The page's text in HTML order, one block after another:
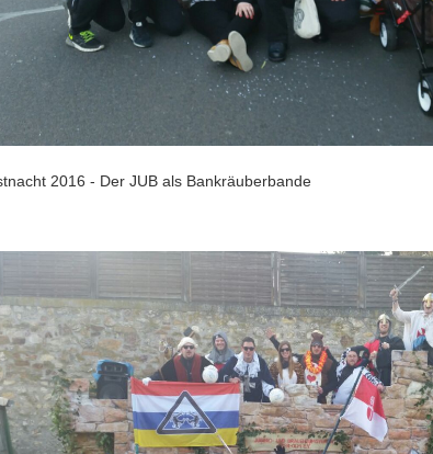
2016 - Der JUB als Bankräuberbande